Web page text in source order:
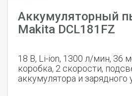
Аккумуляторный
Makita DCL181FZ
18 В, Li-ion, 1300 л/мин, 36
коробка, 2 скорости,
аккумулятора и зарядного